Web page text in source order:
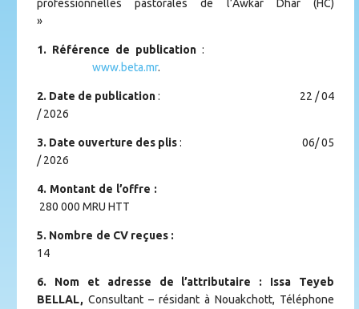
professionnelles pastorales de l’Awkar Dhar (HC)
»
1. Référence de publication:
www.beta.mr.
2. Date de publication: 22 / 04
/ 2026
3. Date ouverture des plis: 06/ 05
/ 2026
4. Montant de l’offre :
280 000 MRU HTT
5. Nombre de CV reçues :
14
6. Nom et adresse de l’attributaire : Issa Teyeb
BELLAL, Consultant – résidant à Nouakchott, Téléphone